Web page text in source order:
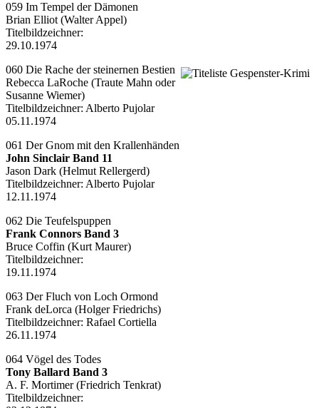
059 Im Tempel der Dämonen
Brian Elliot (Walter Appel)
Titelbildzeichner:
29.10.1974
060 Die Rache der steinernen Bestien
Rebecca LaRoche (Traute Mahn oder
Susanne Wiemer)
Titelbildzeichner: Alberto Pujolar
05.11.1974
061 Der Gnom mit den Krallenhänden
John Sinclair Band 11
Jason Dark (Helmut Rellergerd)
Titelbildzeichner: Alberto Pujolar
12.11.1974
062 Die Teufelspuppen
Frank Connors Band 3
Bruce Coffin (Kurt Maurer)
Titelbildzeichner:
19.11.1974
063 Der Fluch von Loch Ormond
Frank deLorca (Holger Friedrichs)
Titelbildzeichner: Rafael Cortiella
26.11.1974
064 Vögel des Todes
Tony Ballard Band 3
A. F. Mortimer (Friedrich Tenkrat)
Titelbildzeichner: